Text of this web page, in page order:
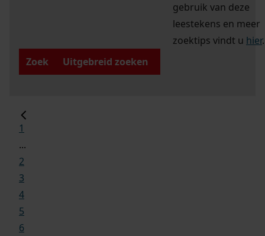
gebruik van deze
leestekens en meer
zoektips vindt u hier.
Zoek
Uitgebreid zoeken
1
...
2
3
4
5
6